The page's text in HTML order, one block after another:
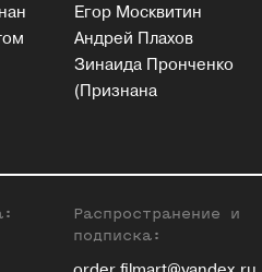
Егор Москвитин
Андрей Плахов
Зинаида Пронченко
(Признана
Распространение и
подписка: